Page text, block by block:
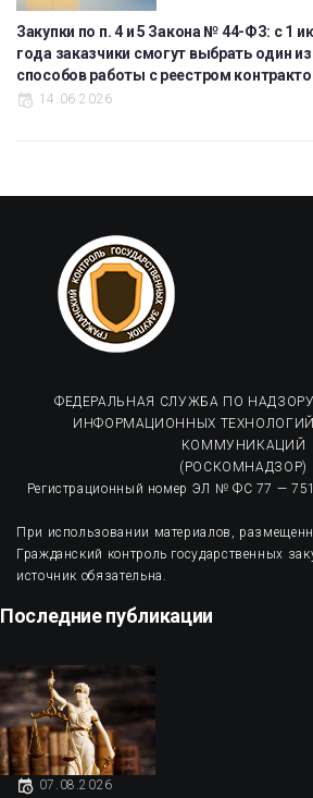
Закупки по п. 4 и 5 Закона № 44-ФЗ: с 1
года заказчики смогут выбрать один из
способов работы с реестром
14.06.2026
ФЕДЕРАЛЬНАЯ СЛУЖБА ПО
ИНФОРМАЦИОННЫХ
КОММУНИКАЦИЙ
(РОСКОМНАДЗОР)
Регистрационный номер ЭЛ № ФС 77 —
При использовании материалов,
Гражданский контроль государственных
источник обязательна.
Последние публикации
07.08.2026